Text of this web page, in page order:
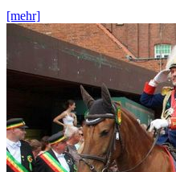
[mehr]